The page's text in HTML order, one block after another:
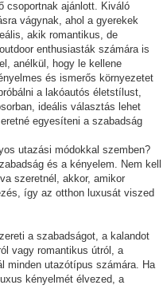
csoportnak ajánlott. Kiváló
vágynak, ahol a gyerekek
akik romantikus, de
enthusiasták számára is
anélkül, hogy le kellene
és ismerős környezetet
a lakóautós életstílust,
ideális választás lehet
egyesíteni a szabadság
utazási módokkal szemben?
és a kényelem. Nem kell
szeretnél, akkor, amikor
így az otthon luxusát viszed
a szabadságot, a kalandot
vagy romantikus útról, a
minden utazótípus számára. Ha
kényelmét élvezed, a